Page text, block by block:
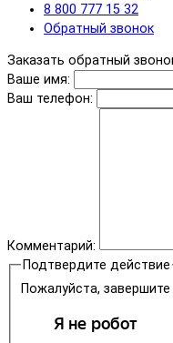
8 800 777 15 32
Обратный звонок
Заказать обратный
Ваше имя:
Ваш телефон:
Комментарий:
Подтвердите действие
Пожалуйста,